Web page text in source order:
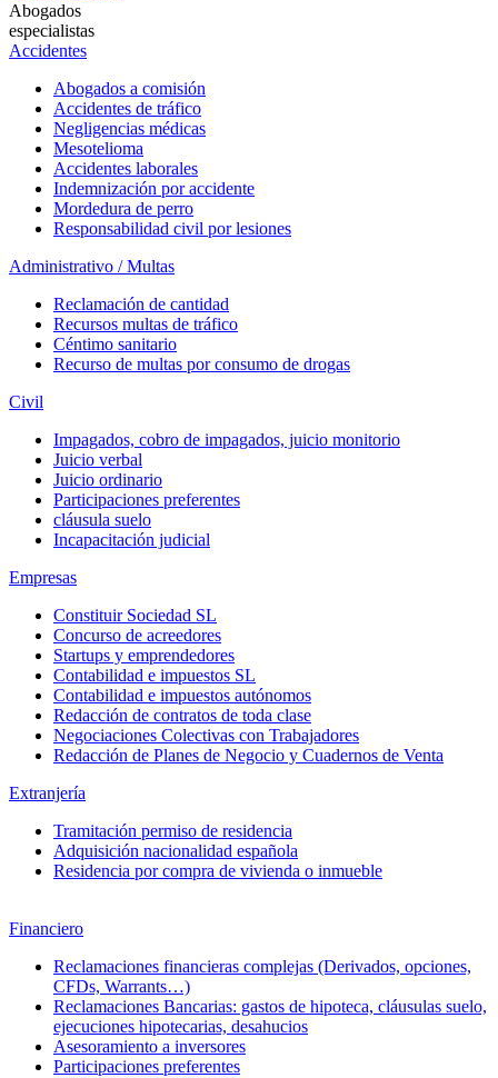
Abogados
especialistas
Accidentes
Abogados a comisión
Accidentes de tráfico
Negligencias médicas
Mesotelioma
Accidentes laborales
Indemnización por accidente
Mordedura de perro
Responsabilidad civil por lesiones
Administrativo / Multas
Reclamación de cantidad
Recursos multas de tráfico
Céntimo sanitario
Recurso de multas por consumo de drogas
Civil
Impagados, cobro de impagados, juicio monitorio
Juicio verbal
Juicio ordinario
Participaciones preferentes
cláusula suelo
Incapacitación judicial
Empresas
Constituir Sociedad SL
Concurso de acreedores
Startups y emprendedores
Contabilidad e impuestos SL
Contabilidad e impuestos autónomos
Redacción de contratos de toda clase
Negociaciones Colectivas con Trabajadores
Redacción de Planes de Negocio y Cuadernos de Venta
Extranjería
Tramitación permiso de residencia
Adquisición nacionalidad española
Residencia por compra de vivienda o inmueble
Financiero
Reclamaciones financieras complejas (Derivados, opciones,
CFDs, Warrants…)
Reclamaciones Bancarias: gastos de hipoteca, cláusulas suelo,
ejecuciones hipotecarias, desahucios
Asesoramiento a inversores
Participaciones preferentes